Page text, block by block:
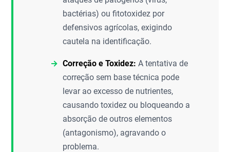
bactérias) ou fitotoxidez por
defensivos agrícolas, exigindo
cautela na identificação.
Correção e Toxidez: A tentativa de
correção sem base técnica pode
levar ao excesso de nutrientes,
causando toxidez ou bloqueando a
absorção de outros elementos
(antagonismo), agravando o
problema.